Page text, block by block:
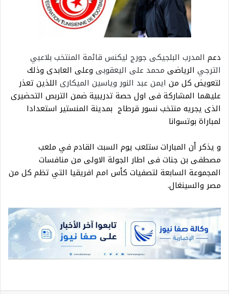
دعم المدرب البلجيكى جورج ليكنس قائمة المنتخب بلاعبي
الترجي الرياضى محمد على اليعقوبى وعلى العابدى وذلك
لتعويض كل من ايمن عبد النور وياسين الميكارى اللذين تعذر
عليهما المشاركة فى اول حصة تدريبية ضمن التربص التحضيرى
الذى يجريه منتخب نسور قرطاج بمدينة المنستير استعدادا
لمباراة بوتسوانا
و يذكر أن المبارات ستلعب يوم السبت القادم في ملعب
مصطفى بن جنات فى اطار الجولة الاولى من منافسات
المجموعة السابعة لتصفيات كأس امم افريقيا التي تظم كل من
مصر والسينغال.